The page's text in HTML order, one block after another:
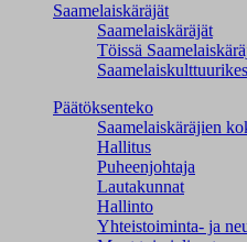
Saamelaiskäräjät
Saamelaiskäräjät
Töissä
Päätöksenteko
Saamelaiskäräjien
Hallitus
Puheenjohtaja
Lautakunnat
Hallinto
Yhteistoiminta- ja